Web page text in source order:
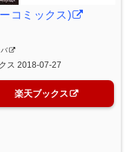
コミックス)
ス 2018-07-27
楽天ブックス